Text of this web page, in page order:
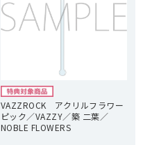
VAZZROCK アクリルフラワー
ピック／VAZZY／築 二葉／
NOBLE FLOWERS